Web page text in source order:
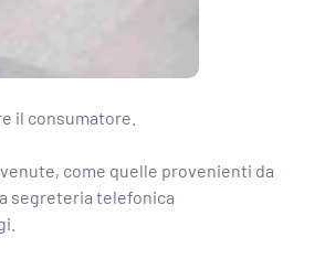
il consumatore.
come quelle provenienti da
segreteria telefonica